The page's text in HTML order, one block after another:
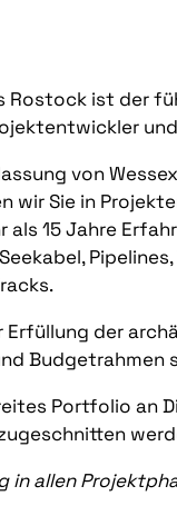
Rostock ist der
von
wir Sie in
als 15 Jahre
Erfüllung der
Budgetrahmen
Portfolio an
in allen